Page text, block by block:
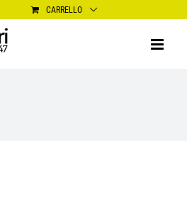
CARRELLO